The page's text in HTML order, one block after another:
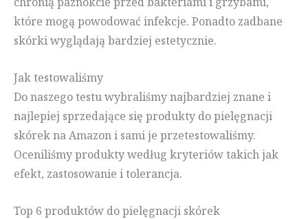
które mogą powodować infekcje. Ponadto zadbane
skórki wyglądają bardziej estetycznie.
Jak testowaliśmy
Do naszego testu wybraliśmy najbardziej znane i
najlepiej sprzedające się produkty do pielęgnacji
skórek na Amazon i sami je przetestowaliśmy.
Oceniliśmy produkty według kryteriów takich jak
efekt, zastosowanie i tolerancja.
Top 6 produktów do pielęgnacji skórek